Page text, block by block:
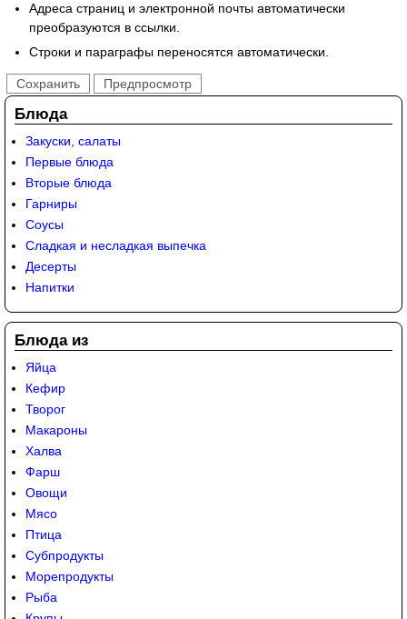
Адреса страниц и электронной почты автоматически
преобразуются в ссылки.
Строки и параграфы переносятся автоматически.
Блюда
Закуски, салаты
Первые блюда
Вторые блюда
Гарниры
Соусы
Сладкая и несладкая выпечка
Десерты
Напитки
Блюда из
Яйца
Кефир
Творог
Макароны
Халва
Фарш
Овощи
Мясо
Птица
Субпродукты
Морепродукты
Рыба